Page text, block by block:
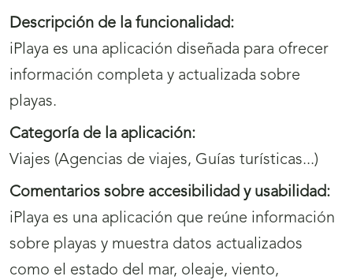
Descripción de la funcionalidad:
iPlaya es una aplicación diseñada para ofrecer
información completa y actualizada sobre
playas.
Categoría de la aplicación:
Viajes (Agencias de viajes, Guías turísticas...)
Comentarios sobre accesibilidad y usabilidad:
iPlaya es una aplicación que reúne información
sobre playas y muestra datos actualizados
como el estado del mar, oleaje, viento,